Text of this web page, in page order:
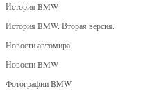
История BMW
История BMW. Вторая версия.
Новости автомира
Новости BMW
Фотографии BMW